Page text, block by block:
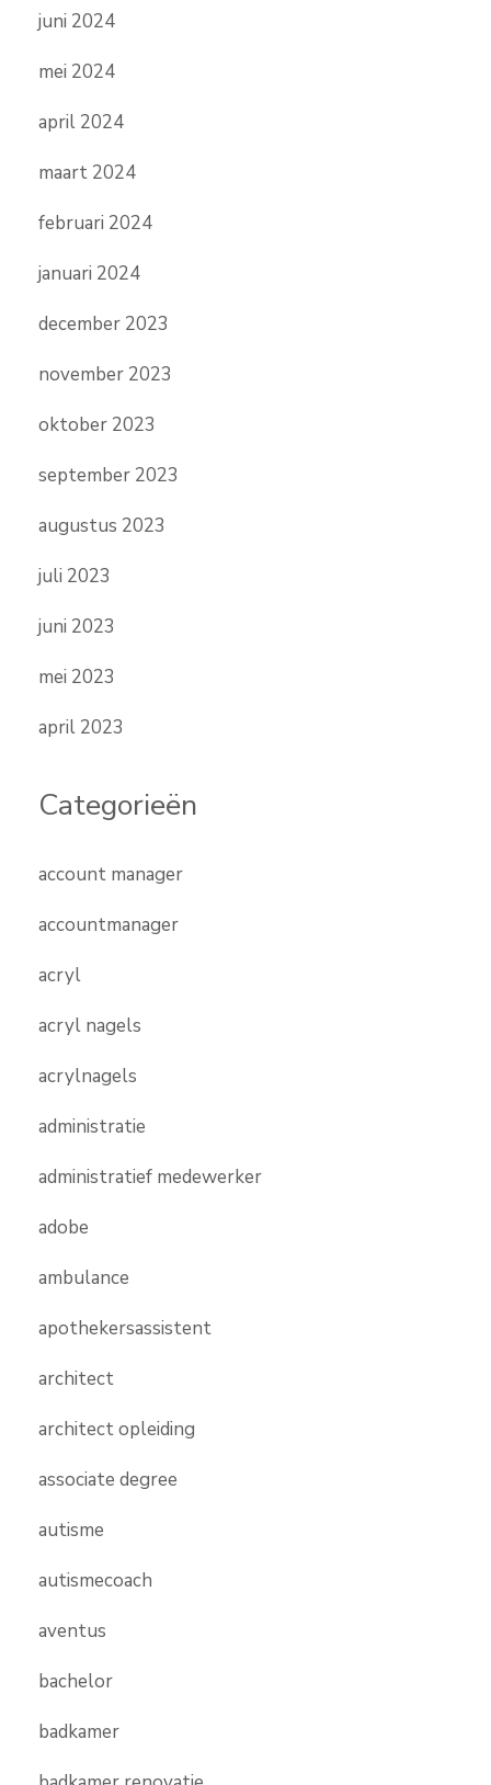
juni 2024
mei 2024
april 2024
maart 2024
februari 2024
januari 2024
december 2023
november 2023
oktober 2023
september 2023
augustus 2023
juli 2023
juni 2023
mei 2023
april 2023
Categorieën
account manager
accountmanager
acryl
acryl nagels
acrylnagels
administratie
administratief medewerker
adobe
ambulance
apothekersassistent
architect
architect opleiding
associate degree
autisme
autismecoach
aventus
bachelor
badkamer